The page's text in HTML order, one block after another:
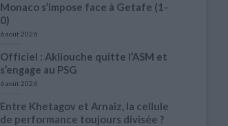
Monaco s’impose face à Getafe (1-
0)
6 août 2026
Officiel : Akliouche quitte l’ASM et
s’engage au PSG
6 août 2026
Entre Khetagov et Arnaiz, la cellule
de performance toujours divisée ?